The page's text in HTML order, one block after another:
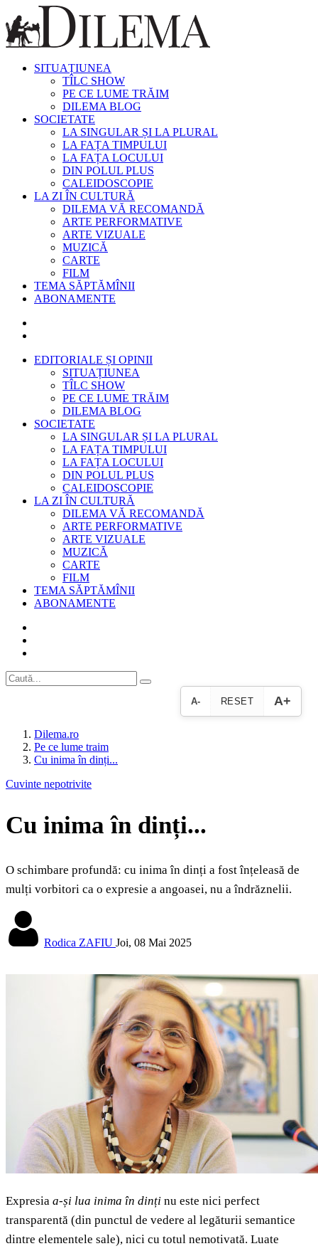
SITUAȚIUNEA
TÎLC SHOW
PE CE LUME TRĂIM
DILEMA BLOG
SOCIETATE
LA SINGULAR ȘI LA PLURAL
LA FAȚA TIMPULUI
LA FAȚA LOCULUI
DIN POLUL PLUS
CALEIDOSCOPIE
LA ZI ÎN CULTURĂ
DILEMA VĂ RECOMANDĂ
ARTE PERFORMATIVE
ARTE VIZUALE
MUZICĂ
CARTE
FILM
TEMA SĂPTĂMÎNII
ABONAMENTE
EDITORIALE ȘI OPINII
SITUAȚIUNEA
TÎLC SHOW
PE CE LUME TRĂIM
DILEMA BLOG
SOCIETATE
LA SINGULAR ȘI LA PLURAL
LA FAȚA TIMPULUI
LA FAȚA LOCULUI
DIN POLUL PLUS
CALEIDOSCOPIE
LA ZI ÎN CULTURĂ
DILEMA VĂ RECOMANDĂ
ARTE PERFORMATIVE
ARTE VIZUALE
MUZICĂ
CARTE
FILM
TEMA SĂPTĂMÎNII
ABONAMENTE
A- RESET A+
Dilema.ro
Pe ce lume traim
Cu inima în dinți...
Cuvinte nepotrivite
Cu inima în dinți...
O schimbare profundă: cu inima în dinți a fost înțeleasă de
mulți vorbitori ca o expresie a angoasei, nu a îndrăznelii.
Rodica ZAFIU Joi, 08 Mai 2025
Expresia a-și lua inima în dinți nu este nici perfect
transparentă (din punctul de vedere al legăturii semantice
dintre elementele sale), nici cu totul nemotivată. Luate